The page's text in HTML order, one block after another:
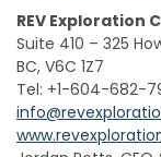
REV Exploration
Suite 410 – 325
BC, V6C 1Z7
Tel: +1-604-682-